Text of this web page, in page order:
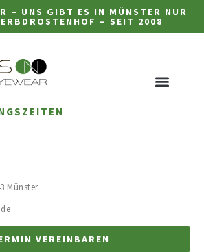
– UNS GIBT ES IN MÜNSTER NUR
– SEIT 2008
Münster
VEREINBAREN